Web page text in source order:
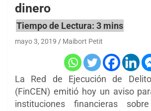
dinero
mayo 3, 2019 Maibort Petit
La Red de Ejecución de
(FinCEN) emitió hoy un aviso
instituciones financieras